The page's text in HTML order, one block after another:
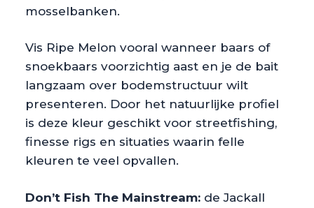
mosselbanken.
Vis Ripe Melon vooral wanneer baars of
snoekbaars voorzichtig aast en je de bait
langzaam over bodemstructuur wilt
presenteren. Door het natuurlijke profiel
is deze kleur geschikt voor streetfishing,
finesse rigs en situaties waarin felle
kleuren te veel opvallen.
Don’t Fish The Mainstream: de Jackall